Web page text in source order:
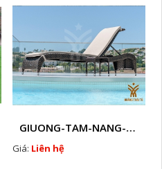
GIUONG-TAM-NANG-GIA-MAY-HTT - B7
Giá: Liên hệ